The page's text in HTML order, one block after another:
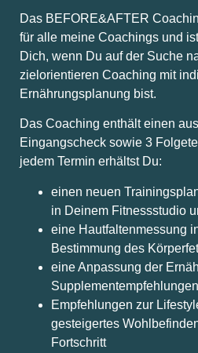
Das BEFORE&AFTER
für alle meine Coachings und
Dich, wenn Du auf der Suche
zielorientieren Coaching mit
Ernährungsplanung bist.
Das Coaching enthält einen
Eingangscheck sowie 3
jedem Termin erhältst Du:
einen neuen
in Deinem Fitnessstudio
eine Hautfaltenmessung
Bestimmung des
eine Anpassung der
Supplementempfehlungen
Empfehlungen zur
gesteigertes
Fortschritt